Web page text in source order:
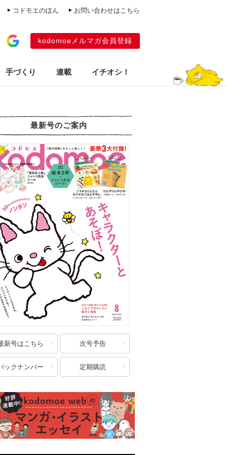
コドモエのほん お問い合わせはこちら
kodomoeメルマガ会員登録
手づくり 連載 イチオシ！
最新号のご案内
新号はこちら 次号予告
ックナンバー 定期購読